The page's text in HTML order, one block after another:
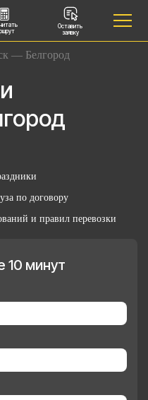
Оставить
заявку
— Белгород
по договору
и правил перевозки
10 минут